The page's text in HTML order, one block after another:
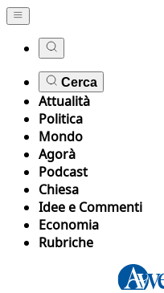
Cerca
Attualità
Politica
Mondo
Agorà
Podcast
Chiesa
Idee e Commenti
Economia
Rubriche